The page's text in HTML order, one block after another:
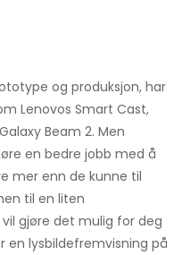
og produksjon, har
Lenovos Smart Cast,
Beam 2. Men
en bedre jobb med å
mer enn de kunne til
til en liten
gjøre det mulig for deg
en lysbildefremvisning på